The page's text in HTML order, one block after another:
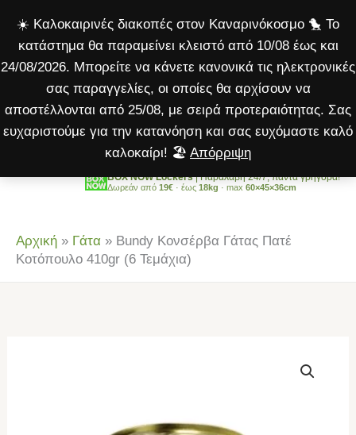
☀️ Καλοκαιρινές διακοπές στον Καναρινόκοσμο 🐤 Το
κατάστημα θα παραμείνει κλειστό από 10/08 έως και
24/08/2026. Μπορείτε να κάνετε κανονικά τις ηλεκτρονικές
σας παραγγελίες, οι οποίες θα αρχίσουν να
αποστέλλονται από 25/08, με σειρά προτεραιότητας. Σας
ευχαριστούμε για την κατανόηση και σας ευχόμαστε καλό
καλοκαίρι! 🏖️ Απόρριψη
στο
περιεχόμενο
BOX NOW Lockers| Παραλαβή 24/7, πάντα γρήγορα!
Δωρεάν από 19€ · έως 18kg · max 60×45×36cm
Αρχική » Γάτα » Bundy Κονσέρβα Γάτας Πατέ
Κοτόπουλο 410gr (6 Τεμάχια)
Πατέ
Κοτόπουλο
410gr
Τεμάχια)
ποσότητα